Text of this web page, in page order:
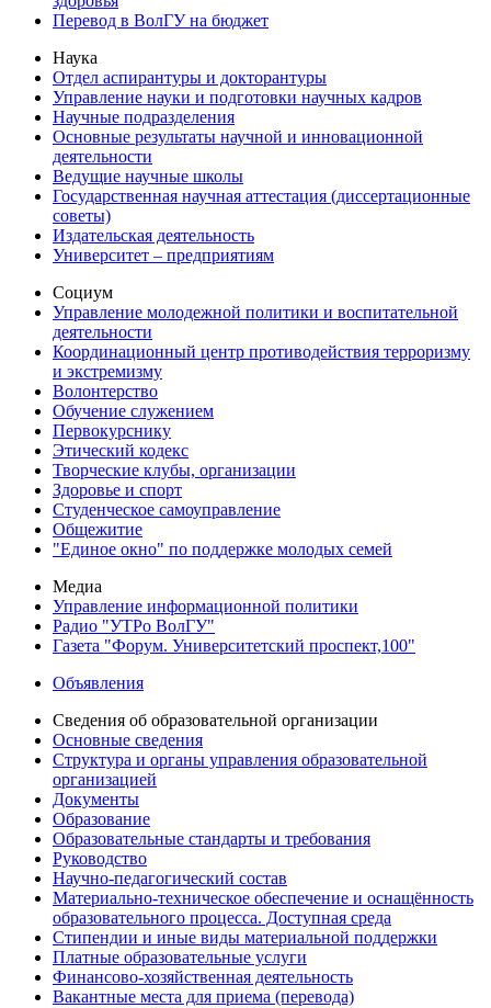
Перевод в ВолГУ на бюджет
Наука
Отдел аспирантуры и докторантуры
Управление науки и подготовки научных кадров
Научные подразделения
Основные результаты научной и инновационной
деятельности
Ведущие научные школы
Государственная научная аттестация (диссертационные
советы)
Издательская деятельность
Университет – предприятиям
Социум
Управление молодежной политики и воспитательной
деятельности
Координационный центр противодействия терроризму
и экстремизму
Волонтерство
Обучение служением
Первокурснику
Этический кодекс
Творческие клубы, организации
Здоровье и спорт
Студенческое самоуправление
Общежитие
"Единое окно" по поддержке молодых семей
Медиа
Управление информационной политики
Радио "УТРо ВолГУ"
Газета "Форум. Университетский проспект,100"
Объявления
Сведения об образовательной организации
Основные сведения
Структура и органы управления образовательной
организацией
Документы
Образование
Образовательные стандарты и требования
Руководство
Научно-педагогический состав
Материально-техническое обеспечение и оснащённость
образовательного процесса. Доступная среда
Стипендии и иные виды материальной поддержки
Платные образовательные услуги
Финансово-хозяйственная деятельность
Вакантные места для приема (перевода)